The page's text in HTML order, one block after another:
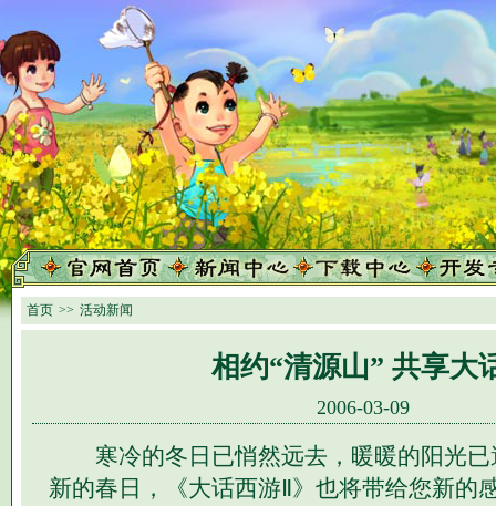
首页 >> 活动新闻
相约“清源山” 共享大
2006-03-09
寒冷的冬日已悄然远去，暖暖的阳光已
新的春日，《大话西游Ⅱ》也将带给您新的